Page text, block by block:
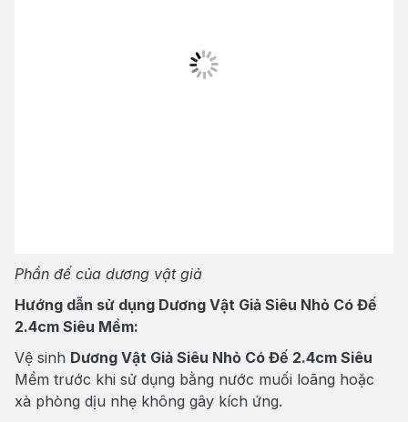
Phần đế của dương vật giả
Hướng dẫn sử dụng Dương Vật Giả Siêu Nhỏ Có Đế
2.4cm Siêu Mềm:
Vệ sinh Dương Vật Giả Siêu Nhỏ Có Đế 2.4cm Siêu
Mềm trước khi sử dụng bằng nước muối loãng hoặc
xà phòng dịu nhẹ không gây kích ứng.